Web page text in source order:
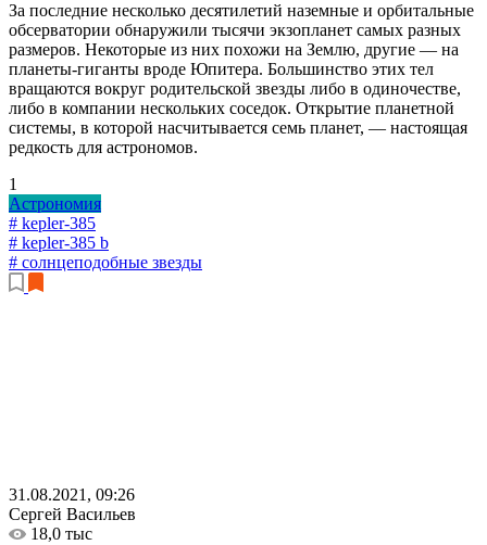
За последние несколько десятилетий наземные и орбитальные
обсерватории обнаружили тысячи экзопланет самых разных
размеров. Некоторые из них похожи на Землю, другие — на
планеты-гиганты вроде Юпитера. Большинство этих тел
вращаются вокруг родительской звезды либо в одиночестве,
либо в компании нескольких соседок. Открытие планетной
системы, в которой насчитывается семь планет, — настоящая
редкость для астрономов.
1
Астрономия
# kepler-385
# kepler-385 b
# солнцеподобные звезды
31.08.2021, 09:26
Сергей Васильев
18,0 тыс